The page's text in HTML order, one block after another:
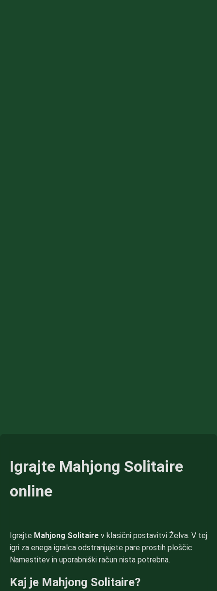
Igrajte Mahjong Solitaire
online
Igrajte Mahjong Solitaire v klasični postavitvi Želva. V tej
igri za enega igralca odstranjujete pare prostih ploščic.
Namestitev in uporabniški račun nista potrebna.
Kaj je Mahjong Solitaire?